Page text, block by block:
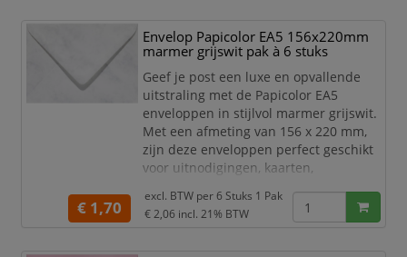
babyroze kleur is ideaal voor speciale
gelegenheden en
marketingdoeleinden.
Of je nu een f
Envelop Papicolor EA5 156x220mm
marmer grijswit pak à 6 stuks
Geef je post een luxe en opvallende
uitstraling met de Papicolor EA5
enveloppen in stijlvol marmer grijswit.
Met een afmeting van 156 x 220 mm,
zijn deze enveloppen perfect geschikt
voor uitnodigingen, kaarten,
documenten.
€ 1,70
excl. BTW per6 Stuks 1 Pak
€ 2,06 incl. 21% BTW